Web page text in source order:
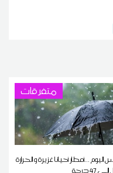
متفرقات
...أمطار أحيانا غزيرة و الحرارة
47 درجة